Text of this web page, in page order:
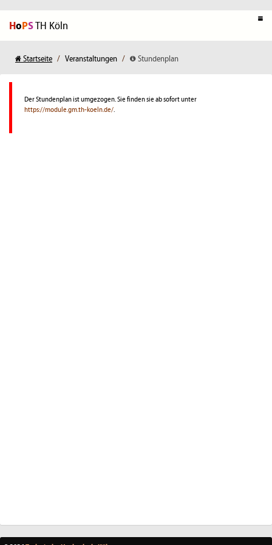
HoPSTH Köln
Startseite Veranstaltungen Stundenplan
Der Stundenplan ist umgezogen. Sie finden sie ab sofort unter
https://module.gm.th-koeln.de/.